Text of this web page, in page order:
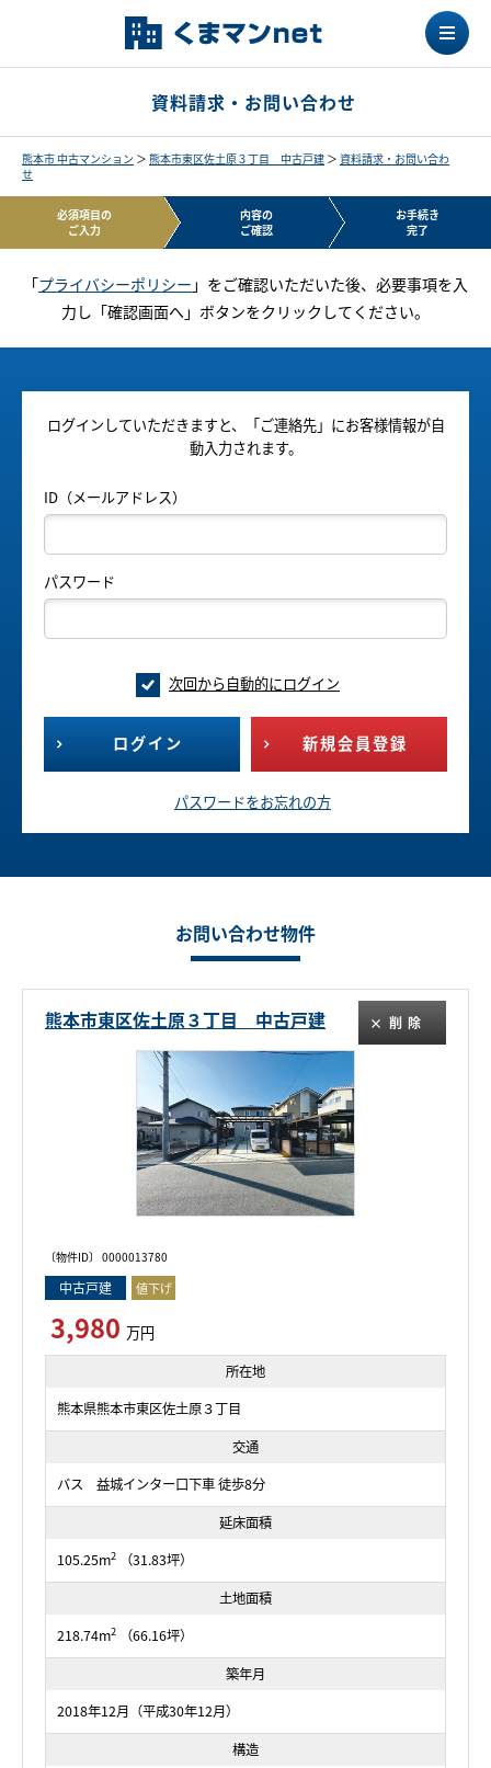
資料請求・お問い合わせ
熊本市 中古マンション ＞ 熊本市東区佐土原３丁目 中古戸建 ＞ 資料請求・お問い合わ
せ
必須項目の
ご入力
内容の
ご確認
お手続き
完了
「プライバシーポリシー 」をご確認いただいた後、必要事項を入
力し「確認画面へ」ボタンをクリックしてください。
ログインしていただきますと、「ご連絡先」にお客様情報が自
動入力されます。
ID（メールアドレス）
パスワード
次回から自動的にログイン
ログイン 新規会員登録
パスワードをお忘れの方
お問い合わせ物件
熊本市東区佐土原３丁目 中古戸建 削除
〔物件ID〕 0000013780
中古戸建 値下げ
3,980 万円
所在地
熊本県熊本市東区佐土原３丁目
交通
バス 益城インター口下車 徒歩8分
延床面積
105.25m2
（31.83坪）
土地面積
218.74m2
（66.16坪）
築年月
2018年12月（平成30年12月）
構造